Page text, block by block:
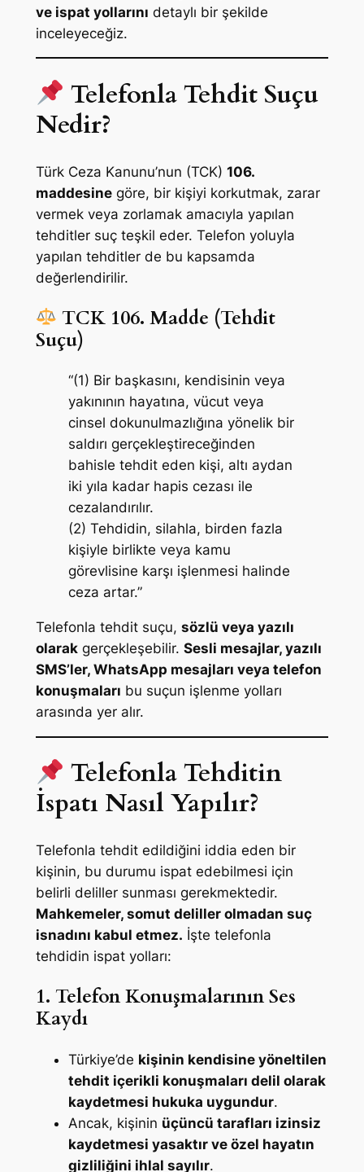
ve ispat yollarını detaylı bir şekilde
inceleyeceğiz.
Telefonla Tehdit Suçu
Nedir?
Türk Ceza Kanunu’nun (TCK) 106.
maddesinegöre, bir kişiyi korkutmak, zarar
vermek veya zorlamak amacıyla yapılan
tehditler suç teşkil eder. Telefon yoluyla
yapılan tehditler de bu kapsamda
değerlendirilir.
TCK 106. Madde (Tehdit
Suçu)
“(1) Bir başkasını, kendisinin veya
yakınının hayatına, vücut veya
cinsel dokunulmazlığına yönelik bir
saldırı gerçekleştireceğinden
bahisle tehdit eden kişi, altı aydan
iki yıla kadar hapis cezası ile
cezalandırılır.
(2) Tehdidin, silahla, birden fazla
kişiyle birlikte veya kamu
görevlisine karşı işlenmesi halinde
ceza artar.”
Telefonla tehdit suçu, sözlü veya yazılı
olarakgerçekleşebilir. Sesli mesajlar, yazılı
SMS’ler, WhatsApp mesajları veya telefon
konuşmaları bu suçun işlenme yolları
arasında yer alır.
Telefonla Tehditin
İspatı Nasıl Yapılır?
Telefonla tehdit edildiğini iddia eden bir
kişinin, bu durumu ispat edebilmesi için
belirli deliller sunması gerekmektedir.
Mahkemeler, somut deliller olmadan suç
isnadını kabul etmez. İşte telefonla
tehdidin ispat yolları:
1. Telefon Konuşmalarının Ses
Kaydı
Türkiye’de kişinin kendisine yöneltilen
tehdit içerikli konuşmaları delil olarak
kaydetmesi hukuka uygundur.
Ancak, kişinin üçüncü tarafları izinsiz
kaydetmesi yasaktır ve özel hayatın
gizliliğini ihlal sayılır.